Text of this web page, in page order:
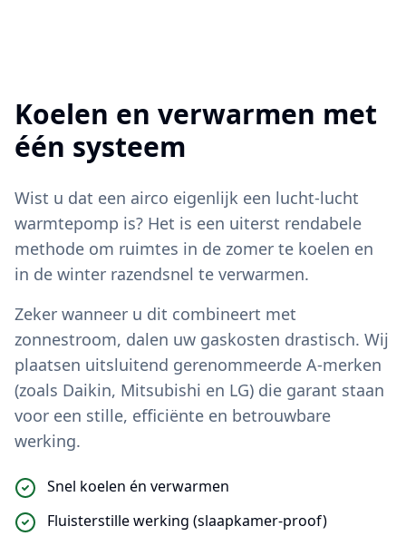
Koelen en verwarmen met
één systeem
Wist u dat een airco eigenlijk een lucht-lucht
warmtepomp is? Het is een uiterst rendabele
methode om ruimtes in de zomer te koelen en
in de winter razendsnel te verwarmen.
Zeker wanneer u dit combineert met
zonnestroom, dalen uw gaskosten drastisch. Wij
plaatsen uitsluitend gerenommeerde A-merken
(zoals Daikin, Mitsubishi en LG) die garant staan
voor een stille, efficiënte en betrouwbare
werking.
Snel koelen én verwarmen
Fluisterstille werking (slaapkamer-proof)